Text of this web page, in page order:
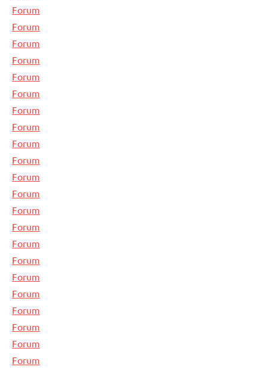
Forum
Forum
Forum
Forum
Forum
Forum
Forum
Forum
Forum
Forum
Forum
Forum
Forum
Forum
Forum
Forum
Forum
Forum
Forum
Forum
Forum
Forum